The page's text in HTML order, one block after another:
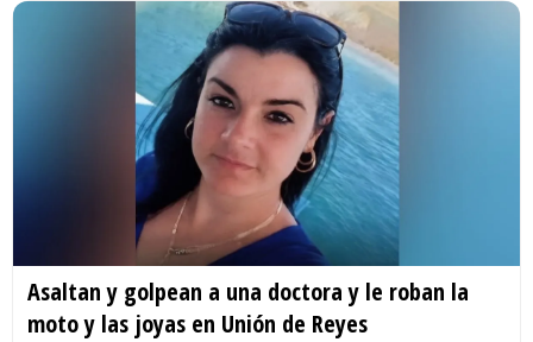
Asaltan y golpean a una doctora y le roban la
moto y las joyas en Unión de Reyes